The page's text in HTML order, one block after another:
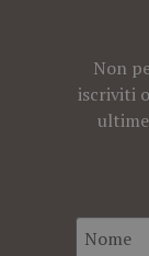
Non
iscriviti